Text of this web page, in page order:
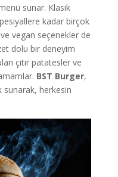
sunar. Klasik
kadar birçok
vegan seçenekler de
dolu bir deneyim
çıtır patatesler ve
BST Burger,
sunarak, herkesin